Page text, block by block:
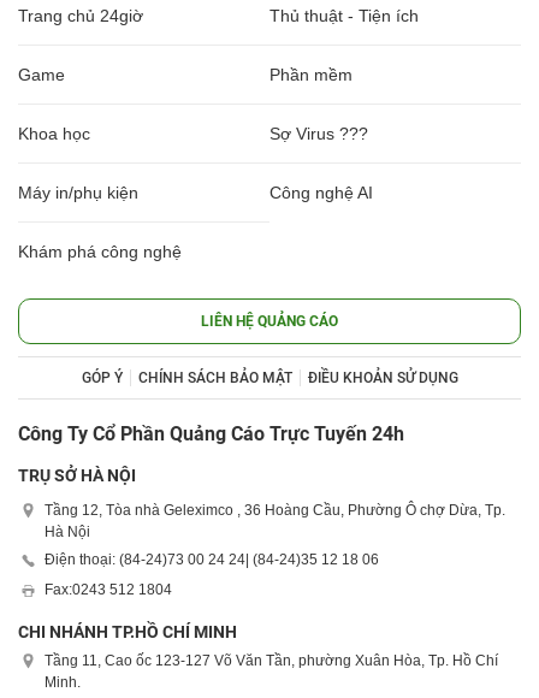
Trang chủ 24giờ Thủ thuật - Tiện ích
Game Phần mềm
Khoa học Sợ Virus ???
Máy in/phụ kiện Công nghệ AI
Khám phá công nghệ
LIÊN HỆ QUẢNG CÁO
GÓP Ý CHÍNH SÁCH BẢO MẬT ĐIỀU KHOẢN SỬ DỤNG
Công Ty Cổ Phần Quảng Cáo Trực Tuyến 24h
TRỤ SỞ HÀ NỘI
Tầng 12, Tòa nhà Geleximco , 36 Hoàng Cầu, Phường Ô chợ Dừa, Tp.
Hà Nội
Điện thoại: (84-24)73 00 24 24 | (84-24)35 12 18 06
Fax:0243 512 1804
CHI NHÁNH TP.HỒ CHÍ MINH
Tầng 11, Cao ốc 123-127 Võ Văn Tần, phường Xuân Hòa, Tp. Hồ Chí
Minh.